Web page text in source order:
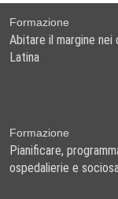
Formazione
Abitare il margine
Latina
Formazione
Pianificare,
ospedalierie e